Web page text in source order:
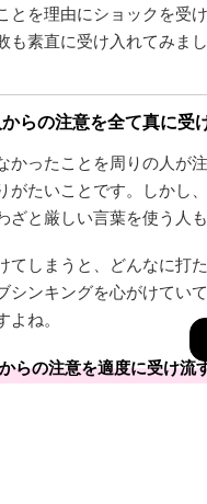
とを理由にショックを受
も素直に受け入れてみまし
らの注意を全て真に受
かったことを周りの人が
がたいことです。しかし
ざと厳しい言葉を使う人も
てしまうと、どんなに打
シンキングを心がけてい
ね。
らの注意を適度に受け流